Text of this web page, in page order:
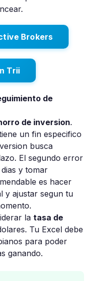
Brokers
Trii
de
de inversion.
un fin especifico
busca
El segundo error
y tomar
es hacer
y ajustar segun tu
la tasa de
Tu Excel debe
para poder
ganando.